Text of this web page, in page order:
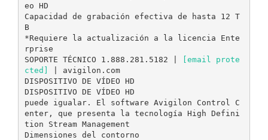
eo HD
Capacidad de grabación efectiva de hasta 12 T
B
*Requiere la actualización a la licencia Ente
rprise
SOPORTE TÉCNICO 1.888.281.5182 |
[email prote
cted]
| avigilon.com
DISPOSITIVO DE VÍDEO HD
DISPOSITIVO DE VÍDEO HD
puede igualar. El software Avigilon Control C
enter, que presenta la tecnología High Defini
tion Stream Management
Dimensiones del contorno